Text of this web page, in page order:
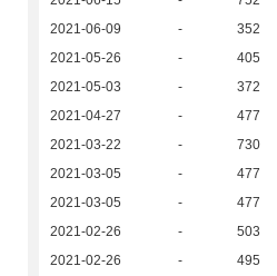
2021-06-09
- 352
2021-05-26
- 405
2021-05-03
- 372
2021-04-27
- 477
2021-03-22
- 730
2021-03-05
- 477
2021-03-05
- 477
2021-02-26
- 503
2021-02-26
- 495